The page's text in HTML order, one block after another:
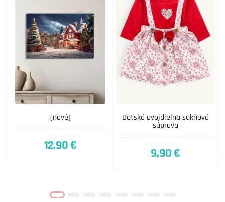
(nové)
12,90 €
Detská dvojdielna sukňová
súprava
9,90 €